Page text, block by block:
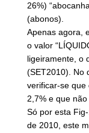
26%)
(abonos).
Apenas agora,
o valor
ligeiramente, o
(SET2010). No
verificar-se que
2,7% e que
Só por esta
de 2010, este